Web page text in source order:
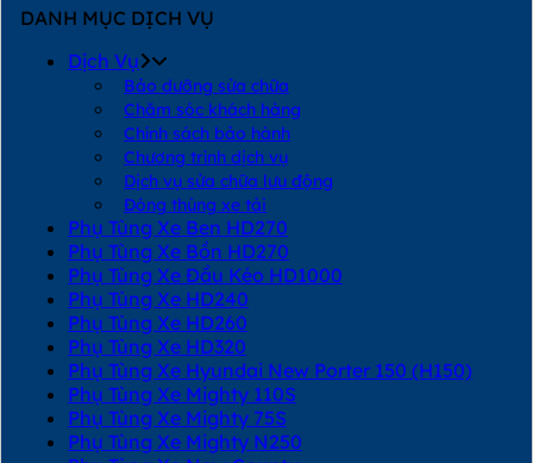
DANH MỤC DỊCH VỤ
Dịch Vụ
Bảo dưỡng sửa chữa
Chăm sóc khách hàng
Chính sách bảo hành
Chương trình dịch vụ
Dịch vụ sửa chữa lưu động
Đóng thùng xe tải
Phụ Tùng Xe Ben HD270
Phụ Tùng Xe Bồn HD270
Phụ Tùng Xe Đầu Kéo HD1000
Phụ Tùng Xe HD240
Phụ Tùng Xe HD260
Phụ Tùng Xe HD320
Phụ Tùng Xe Hyundai New Porter 150 (H150)
Phụ Tùng Xe Mighty 110S
Phụ Tùng Xe Mighty 75S
Phụ Tùng Xe Mighty N250